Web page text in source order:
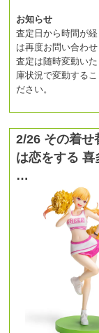
お知らせ
査定日から時間が
は再度お問い合わせ
査定は随時変動い
庫状況で変動するこ
ださい。
2/26 その着せ
は恋をする 喜
…